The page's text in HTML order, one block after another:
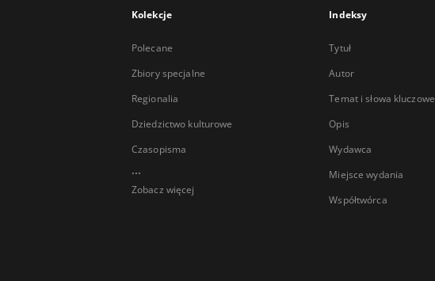
Kolekcje
Polecane
Zbiory specjalne
Regionalia
Dziedzictwo kulturowe
Czasopisma
...
Zobacz więcej
Indeksy
Tytuł
Autor
Temat i słowa kluczowe
Opis
Wydawca
Miejsce wydania
Współtwórca